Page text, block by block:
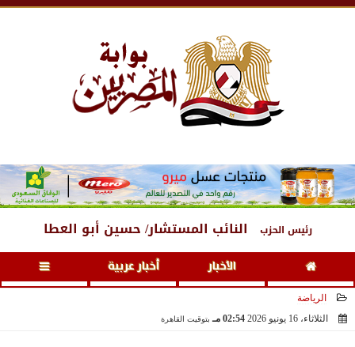
رئيس الحزب النائب المستشار/ حسين أبو العطا
الأخبار أخبار عربية
الرياضة
الثلاثاء، 16 يونيو 2026
02:54 مـ بتوقيت القاهرة